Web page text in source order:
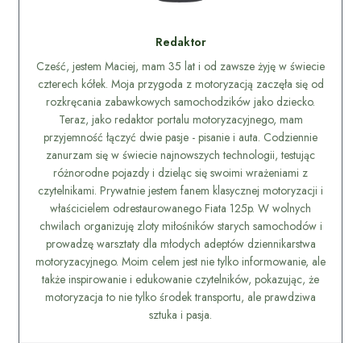
Redaktor
Cześć, jestem Maciej, mam 35 lat i od zawsze żyję w świecie
czterech kółek. Moja przygoda z motoryzacją zaczęła się od
rozkręcania zabawkowych samochodzików jako dziecko.
Teraz, jako redaktor portalu motoryzacyjnego, mam
przyjemność łączyć dwie pasje - pisanie i auta. Codziennie
zanurzam się w świecie najnowszych technologii, testując
różnorodne pojazdy i dzieląc się swoimi wrażeniami z
czytelnikami. Prywatnie jestem fanem klasycznej motoryzacji i
właścicielem odrestaurowanego Fiata 125p. W wolnych
chwilach organizuję zloty miłośników starych samochodów i
prowadzę warsztaty dla młodych adeptów dziennikarstwa
motoryzacyjnego. Moim celem jest nie tylko informowanie, ale
także inspirowanie i edukowanie czytelników, pokazując, że
motoryzacja to nie tylko środek transportu, ale prawdziwa
sztuka i pasja.